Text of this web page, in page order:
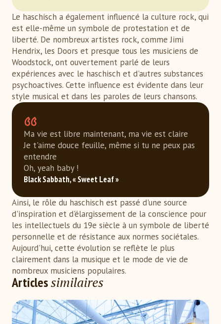
Le haschisch a également influencé la culture rock, qui
est elle-même un symbole de protestation et de
liberté. De nombreux artistes rock, comme Jimi
Hendrix, les Doors et presque tous les musiciens de
Woodstock, ont ouvertement parlé de leurs
expériences avec le haschisch et d'autres substances
psychoactives. Cette influence est évidente dans leur
style musical et dans les paroles de leurs chansons.
Ma vie est libre maintenant, ma vie est claire
Je t'aime douce feuille, même si tu ne peux pas
entendre
Oh, yeah baby !
Black Sabbath, « Sweet Leaf »
Ainsi, le rôle du haschisch est passé d'une source
d'inspiration et d'élargissement de la conscience pour
les intellectuels du 19e siècle à un symbole de liberté
personnelle et de résistance aux normes sociétales.
Aujourd'hui, cette évolution se reflète le plus
clairement dans la musique et le mode de vie de
nombreux musiciens populaires.
Articlessimilaires